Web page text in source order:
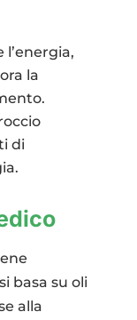
la
di
basa su oli
alla